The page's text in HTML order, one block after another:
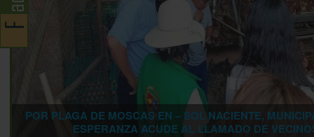
POR PLAGA DE MOSCAS EN – SOL NACIENTE,
ESPERANZA ACUDE AL LLAMADO DE